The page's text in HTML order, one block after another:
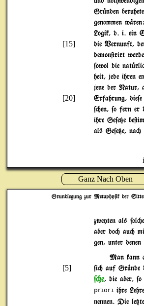
Gr|nden
genommen
Logik, d. i. ein
[15]
die Vernunft,
demon@rirt
$owol die
heit, jede ihren
jene der Natur,
[20]
Erfahrung,
$"en, $o fern
ihre Ge$e{e
als Ge$e{e, na"
Ganz Nach Oben
Grundlegung zur Metaphy$ik der
zweyten als
aber do" au"
gen, unter
Man kann
[5] $i" auf Gr|nde
$"e, die aber,
prioriihre
nennen. Die